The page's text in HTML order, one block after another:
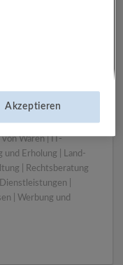
| Einzelhandel |
|
Waren | IT-
und Erholung | Land-
| Rechtsberatung
|
| Werbung und
Akzeptieren